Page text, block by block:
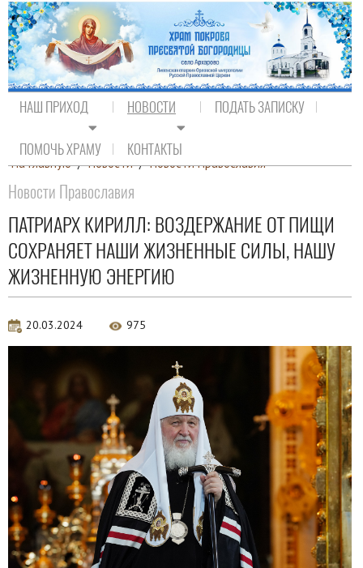
НАШ ПРИХОД НОВОСТИ ПОДАТЬ ЗАПИСКУ
ПОМОЧЬ ХРАМУ КОНТАКТЫ
На главную / Новости / Новости Православия
Новости Православия
ПАТРИАРХ КИРИЛЛ: ВОЗДЕРЖАНИЕ ОТ ПИЩИ
СОХРАНЯЕТ НАШИ ЖИЗНЕННЫЕ СИЛЫ, НАШУ
ЖИЗНЕННУЮ ЭНЕРГИЮ
20.03.2024 975